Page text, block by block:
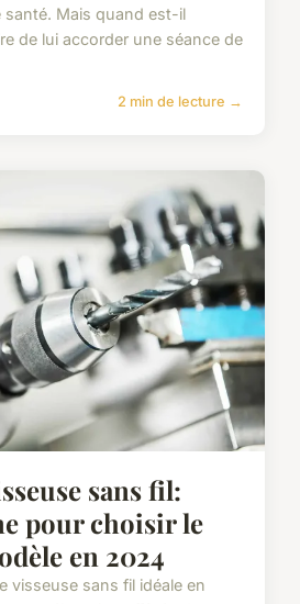
santé. Mais quand est-il
de lui accorder une séance de
2 min de lecture →
sans fil:
pour choisir le
en 2024
visseuse sans fil idéale en